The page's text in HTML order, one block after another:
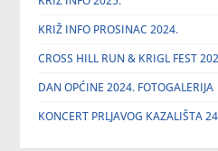
KRIŽ INFO PROSINAC 2024.
CROSS HILL RUN & KRIGL FEST
DAN OPĆINE 2024. FOTOGALERIJA
KONCERT PRLJAVOG KAZALIŠTA